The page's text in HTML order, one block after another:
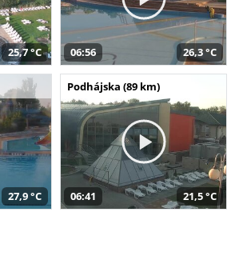
25,7 °C 06:56 26,3 °C
27,9 °C
Podhájska (89 km)
06:41 21,5 °C